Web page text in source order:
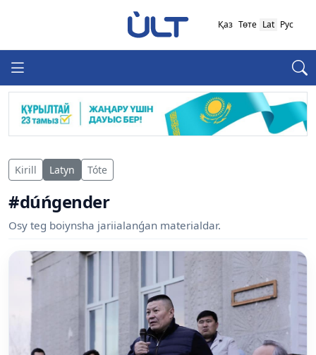
Қаз Төте Lat Рус
Kirill Latyn Tóte
#dúńgender
Osy teg boiynsha jariialanǵan materialdar.